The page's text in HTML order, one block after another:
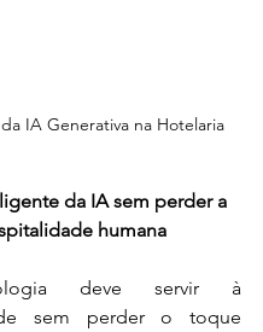
IA Generativa na Hotelaria
da IA sem perder a
humana
deve servir à
sem perder o toque